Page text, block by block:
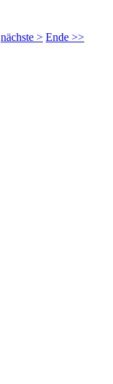
nächste > Ende >>